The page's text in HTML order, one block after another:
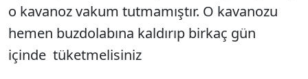
o kavanoz vakum tutmamıştır. O kavanozu
hemen buzdolabına kaldırıp birkaç gün
içinde tüketmelisiniz